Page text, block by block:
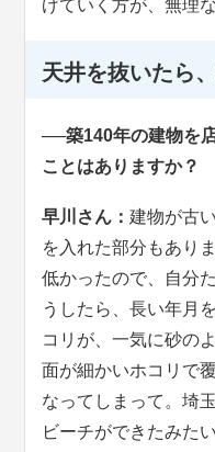
げていく方が、無理
天井を抜いたら
──築140年の建物を
ことはありますか？
早川さん：建物が古
を入れた部分もあり
低かったので、自分
うしたら、長い年月
コリが、一気に砂の
面が細かいホコリで
なってしまって。埼
ビーチができたみた